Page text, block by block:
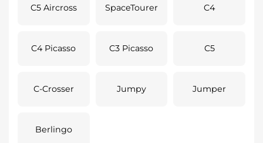
C5 Aircross SpaceTourer C4
C4 Picasso C3 Picasso C5
C-Crosser Jumpy Jumper
Berlingo